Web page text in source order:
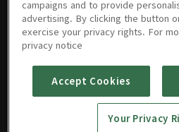
대사증후
근
07/09/2016 • 18분
건선
07/16/2016 • 15분
녹내장
07/23/2016 • 17분
무
피부 색소
과민성 장
증후군
이명
campaigns and to provide
advertising. By clicking the button
exercise your privacy rights. For
privacy notice
Accept Cookies
Your Privacy